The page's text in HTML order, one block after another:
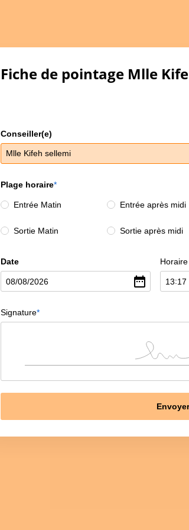
Fiche de pointage Mlle
Conseiller(e)
Mlle Kifeh sellemi
Plage horaire
Entrée Matin Entrée après midi
Sortie Matin Sortie après midi
Date
08/08/2026
Horaire
13:17
Signature
Envoyer